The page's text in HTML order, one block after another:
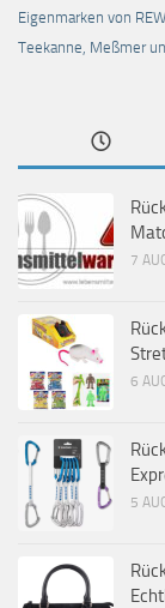
Eigenmarken von
Teekanne, Meßmer
7
6
5